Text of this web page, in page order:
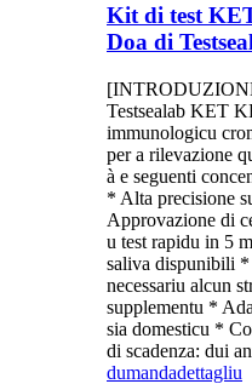
Kit di test
Doa di
Testsealab KET
immunologicu
per a rilevazione
à e seguenti
* Alta precisione
Approvazione di
u test rapidu in 5
saliva dispunibili *
necessariu alcun
supplementu *
sia domesticu *
di scadenza: dui
dumandadettagliu